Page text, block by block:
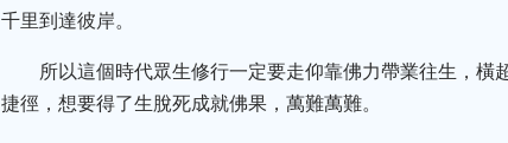
千里到達彼岸。
所以這個時代眾生修行一定要走仰靠佛力帶業往生，
捷徑，想要得了生脫死成就佛果，萬難萬難。